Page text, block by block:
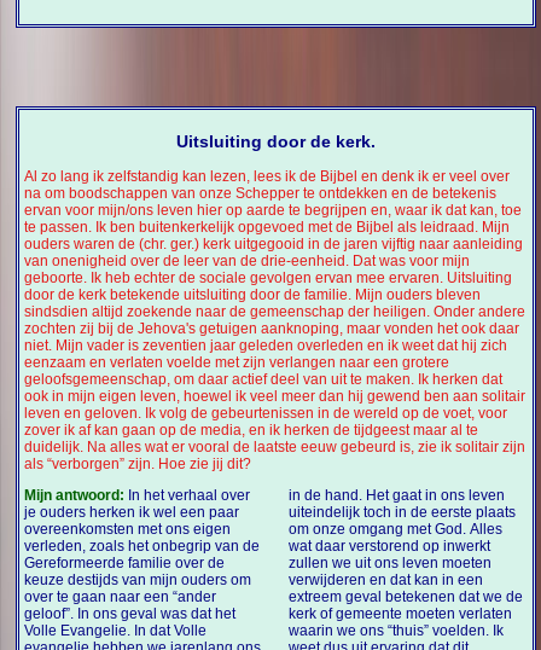
Uitsluiting door de kerk.
Al zo lang ik zelfstandig kan lezen, lees ik de Bijbel en denk ik er veel over
na om boodschappen van onze Schepper te ontdekken en de betekenis
ervan voor mijn/ons leven hier op aarde te begrijpen en, waar ik dat kan, toe
te passen. Ik ben buitenkerkelijk opgevoed met de Bijbel als leidraad. Mijn
ouders waren de (chr. ger.) kerk uitgegooid in de jaren vijftig naar aanleiding
van onenigheid over de leer van de drie-eenheid. Dat was voor mijn
geboorte. Ik heb echter de sociale gevolgen ervan mee ervaren. Uitsluiting
door de kerk betekende uitsluiting door de familie. Mijn ouders bleven
sindsdien altijd zoekende naar de gemeenschap der heiligen. Onder andere
zochten zij bij de Jehova's getuigen aanknoping, maar vonden het ook daar
niet. Mijn vader is zeventien jaar geleden overleden en ik weet dat hij zich
eenzaam en verlaten voelde met zijn verlangen naar een grotere
geloofsgemeenschap, om daar actief deel van uit te maken. Ik herken dat
ook in mijn eigen leven, hoewel ik veel meer dan hij gewend ben aan solitair
leven en geloven. Ik volg de gebeurtenissen in de wereld op de voet, voor
zover ik af kan gaan op de media, en ik herken de tijdgeest maar al te
duidelijk. Na alles wat er vooral de laatste eeuw gebeurd is, zie ik solitair zijn
als “verborgen” zijn. Hoe zie jij dit?
Mijn antwoord: In het verhaal over
je ouders herken ik wel een paar
overeenkomsten met ons eigen
verleden, zoals het onbegrip van de
Gereformeerde familie over de
keuze destijds van mijn ouders om
over te gaan naar een “ander
geloof”. In ons geval was dat het
Volle Evangelie. In dat Volle
in de hand. Het gaat in ons leven
uiteindelijk toch in de eerste plaats
om onze omgang met God. Alles
wat daar verstorend op inwerkt
zullen we uit ons leven moeten
verwijderen en dat kan in een
extreem geval betekenen dat we de
kerk of gemeente moeten verlaten
waarin we ons “thuis” voelden. Ik